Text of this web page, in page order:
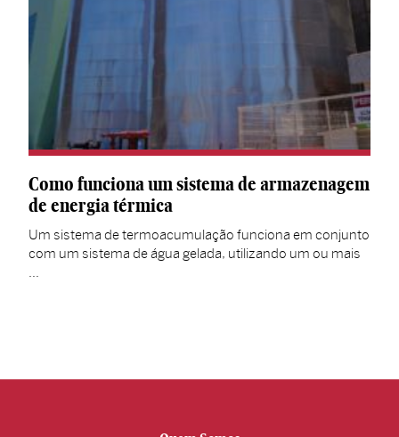
Como funciona um sistema de armazenagem
de energia térmica
Um sistema de termoacumulação funciona em conjunto
com um sistema de água gelada, utilizando um ou mais
…